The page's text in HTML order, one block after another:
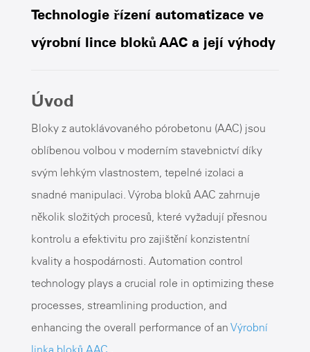
Technologie řízení automatizace ve
výrobní lince bloků AAC a její výhody
Úvod
Bloky z autoklávovaného pórobetonu (AAC) jsou
oblíbenou volbou v moderním stavebnictví díky
svým lehkým vlastnostem, tepelné izolaci a
snadné manipulaci. Výroba bloků AAC zahrnuje
několik složitých procesů, které vyžadují přesnou
kontrolu a efektivitu pro zajištění konzistentní
kvality a hospodárnosti. Automation control
technology plays a crucial role in optimizing these
processes, streamlining production, and
enhancing the overall performance of an Výrobní